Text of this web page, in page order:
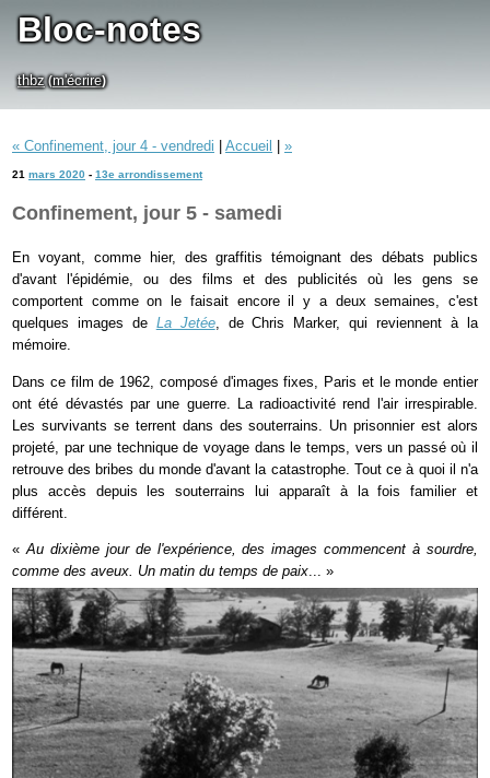
Bloc-notes
thbz(m'écrire)
« Confinement, jour 4 - vendredi Accueil »
21 mars 2020 - 13e arrondissement
Confinement, jour 5 - samedi
En voyant, comme hier, des graffitis témoignant des débats publics
d'avant l'épidémie, ou des films et des publicités où les gens se
comportent comme on le faisait encore il y a deux semaines, c'est
quelques images de La Jetée, de Chris Marker, qui reviennent à la
mémoire.
Dans ce film de 1962, composé d'images fixes, Paris et le monde entier
ont été dévastés par une guerre. La radioactivité rend l'air irrespirable.
Les survivants se terrent dans des souterrains. Un prisonnier est alors
projeté, par une technique de voyage dans le temps, vers un passé où il
retrouve des bribes du monde d'avant la catastrophe. Tout ce à quoi il n'a
plus accès depuis les souterrains lui apparaît à la fois familier et
différent.
« Au dixième jour de l'expérience, des images commencent à sourdre,
comme des aveux. Un matin du temps de paix ... »